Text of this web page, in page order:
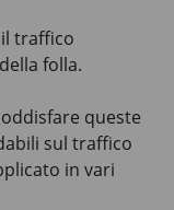
traffico
folla.
queste
sul traffico
in vari